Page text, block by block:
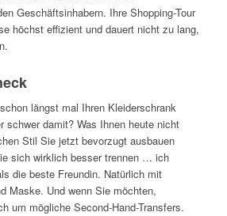
Geschäftsinhabern. Ihre Shopping-Tour
höchst effizient und dauert nicht zu lang,
längst mal Ihren Kleiderschrank
schwer damit? Was Ihnen heute nicht
Stil Sie jetzt bevorzugt ausbauen
sich wirklich besser trennen … ich
die beste Freundin. Natürlich mit
Maske. Und wenn Sie möchten,
um mögliche Second-Hand-Transfers.